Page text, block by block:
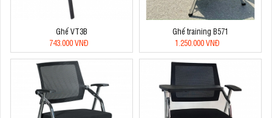
Ghế VT3B
743.000 VNĐ
Ghế training B571
1.250.000 VNĐ